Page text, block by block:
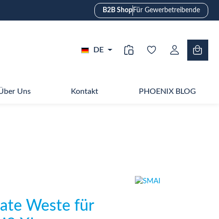
B2B Shop Für Gewerbetreibende
DE
Uns Kontakt PHOENIX BLOG
Weste für